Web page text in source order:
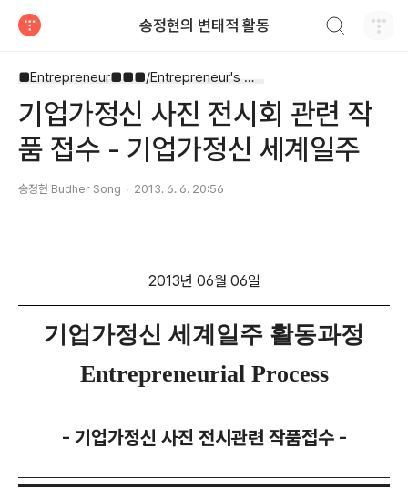
송정현의 변태적 활동
■Entrepreneur■■■/Entrepreneur's Way
기업가정신 사진 전시회 관련 작
품 접수 - 기업가정신 세계일주
송정현 Budher Song 2013. 6. 6. 20:56
2013년 06월 06일
기업가정신 세계일주 활동과정
Entrepreneurial Process
- 기업가정신 사진 전시관련 작품접수 -